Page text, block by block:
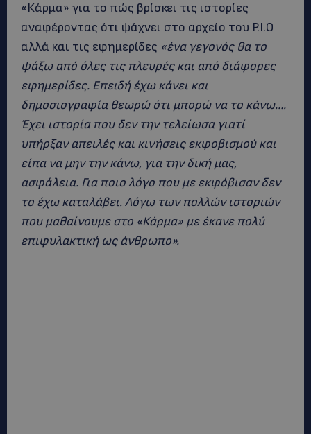
«Κάρμα» για το πώς βρίσκει τις ιστορίες
αναφέροντας ότι ψάχνει στο αρχείο του P.I.O
αλλά και τις εφημερίδες «ένα γεγονός θα το
ψάξω από όλες τις πλευρές και από διάφορες
εφημερίδες. Επειδή έχω κάνει και
δημοσιογραφία θεωρώ ότι μπορώ να το κάνω….
Έχει ιστορία που δεν την τελείωσα γιατί
υπήρξαν απειλές και κινήσεις εκφοβισμού και
είπα να μην την κάνω, για την δική μας,
ασφάλεια. Για ποιο λόγο που με εκφόβισαν δεν
το έχω καταλάβει. Λόγω των πολλών ιστοριών
που μαθαίνουμε στο «Κάρμα» με έκανε πολύ
επιφυλακτική ως άνθρωπο».